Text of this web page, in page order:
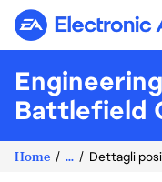
Battlefield
Home ... Dettagli